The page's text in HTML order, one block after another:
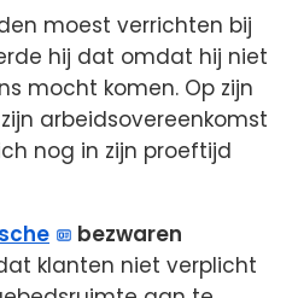
moest verrichten bij
hij dat omdat hij niet
mocht komen. Op zijn
arbeidsovereenkomst
nog in zijn proeftijd
bezwaren
klanten niet verplicht